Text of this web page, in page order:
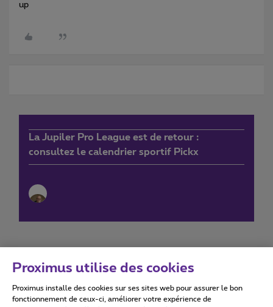
up
La Jupiler Pro League est de retour :
consultez le calendrier sportif Pickx
Conditions d'utilisation Accessibility statement
Proximus utilise des cookies
Proximus installe des cookies sur ses sites web pour assurer le bon
fonctionnement de ceux-ci, améliorer votre expérience de